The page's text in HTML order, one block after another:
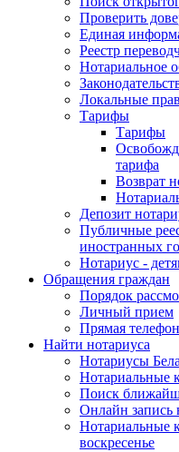
Проверить
Единая
Реестр
Нотариальное
Локальные
Тарифы
Тарифы
тарифа
Возврат
Депозит
Публичные
иностранных
Нотариус -
Обращения граждан
Порядок
Личный прием
Прямая
Найти нотариуса
Нотариусы
Нотариальные
Поиск
Онлайн запись
Нотариальные
воскресенье